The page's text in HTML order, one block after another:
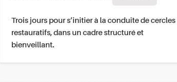
Trois jours pour s’initier à la conduite de cercles
restauratifs, dans un cadre structuré et
bienveillant.